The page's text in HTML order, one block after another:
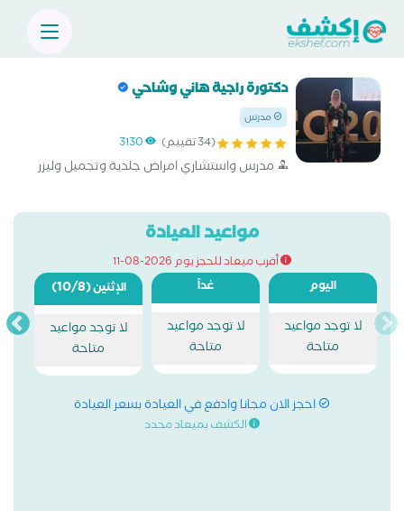
دكتورة راجية هاني وشاحي
مدرس
(34 تقييم) 3130
مدرس واستشاري امراض جلدية وتجميل وليزر
مواعيد العيادة
أقرب ميعاد للحجز يوم 2026-08-11
اليوم
لا توجد مواعيد
متاحة
غداً
لا توجد مواعيد
متاحة
الإثنين(10/8)
لا توجد مواعيد
متاحة
احجز الان مجانا وادفع في العيادة بسعر العيادة
الكشف بميعاد محدد